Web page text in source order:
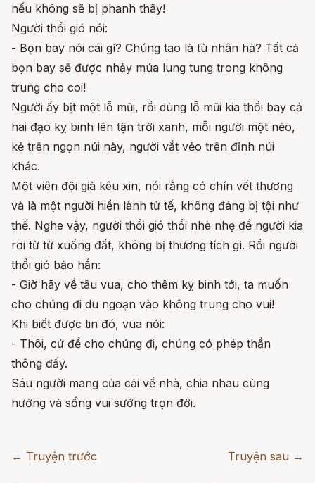
nếu không sẽ bị phanh thây!
Người thổi gió nói:
- Bọn bay nói cái gì? Chúng tao là tù nhân hả? Tất cả
bọn bay sẽ được nhảy múa lung tung trong không
trung cho coi!
Người ấy bịt một lỗ mũi, rồi dùng lỗ mũi kia thổi bay cả
hai đạo kỵ binh lên tận trời xanh, mỗi người một nẻo,
kẻ trên ngọn núi này, người vắt vẻo trên đỉnh núi
khác.
Một viên đội già kêu xin, nói rằng có chín vết thương
và là một người hiền lành tử tế, không đáng bị tội như
thế. Nghe vậy, người thổi gió thổi nhè nhẹ để người kia
rơi từ từ xuống đất, không bị thương tích gì. Rồi người
thổi gió bảo hắn:
- Giờ hãy về tâu vua, cho thêm kỵ binh tới, ta muốn
cho chúng đi du ngoạn vào không trung cho vui!
Khi biết được tin đó, vua nói:
- Thôi, cứ để cho chúng đi, chúng có phép thần
thông đấy.
Sáu người mang của cải về nhà, chia nhau cùng
hưởng và sống vui sướng trọn đời.
← Truyện trước Truyện sau →